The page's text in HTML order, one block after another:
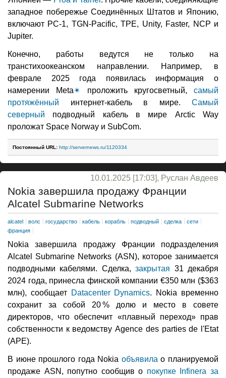
западное побережье Соединённых Штатов и Японию,
включают PC-1, TGN-Pacific, TPE, Unity, Faster, NCP и
Jupiter.
Конечно, работы ведутся не только на
транстихоокеанском направлении. Например, в
феврале 2025 года появилась информация о
намерении Meta✴ проложить кругосветный, самый
протяжённый интернет-кабель в мире. Самый
северный подводный кабель в мире Arctic Way
проложат Space Norway и SubCom.
Постоянный URL: http://servernews.ru/1120334
10.01.2025 [17:03], Руслан Авдеев
Nokia завершила продажу Франции
Alcatel Submarine Networks
alcatel волс государство кабель корабль подводный сделка
сети
франция
Nokia завершила продажу Франции подразделения
Alcatel Submarine Networks (ASN), которое занимается
подводными кабелями. Сделка,закрытая 31 декабря
2024 года, принесла финской компании €350 млн ($363
млн), сообщает Datacenter Dynamics. Nokia временно
сохранит за собой 20 % долю и место в совете
директоров, что обеспечит «плавный переход» прав
собственности к ведомству Agence des parties de l'Etat
(APE).
В июне прошлого года Nokia объявила о планируемой
продаже ASN, попутно сообщив о покупке Infinera за